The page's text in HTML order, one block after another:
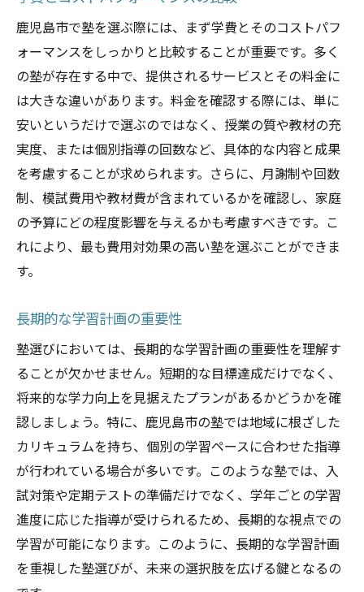
鹿児島市で塾を選ぶ際には、まず学費とそのコストパフ
ォーマンスをしっかりと比較することが重要です。多く
の塾が存在する中で、提供されるサービスとその料金に
は大きな違いがあります。料金を確認する際には、単に
安いというだけで選ぶのではなく、授業の質や教材の充
実度、または個別指導の回数など、具体的な内容と成果
を考慮することが求められます。さらに、月謝制や回数
制、模試費用や教材費が含まれているかを確認し、家庭
の予算にどの程度影響を与えるかも考慮すべきです。こ
れにより、最も費用対効果の高い塾を選ぶことができま
す。
長期的な学習計画の重要性
塾選びにおいては、長期的な学習計画の重要性を理解す
ることが欠かせません。短期的な目標達成だけでなく、
将来的な学力向上を見据えたプランがあるかどうかを確
認しましょう。特に、鹿児島市の塾では地域に根ざした
カリキュラムを持ち、個別の学習ペースに合わせた指導
が行われている場合が多いです。このような塾では、入
試対策や定期テストの準備だけでなく、学年ごとの学習
進度に応じた指導が受けられるため、長期的な視点での
学習が可能になります。このように、長期的な学習計画
を重視した塾選びが、未来の選択肢を広げる鍵となるの